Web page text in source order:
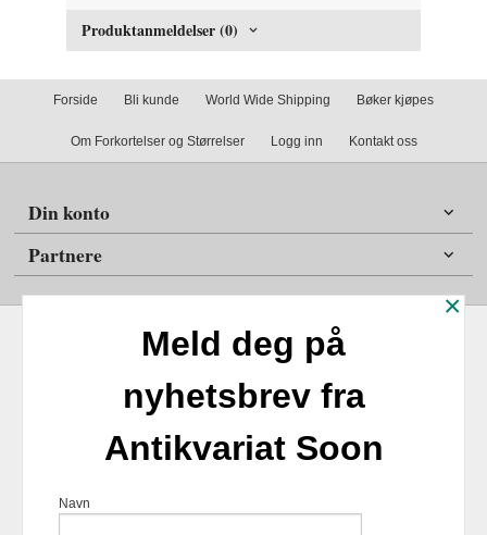
Produktanmeldelser (0)
Forside Bli kunde World Wide Shipping Bøker kjøpes
Om Forkortelser og Størrelser Logg inn Kontakt oss
Din konto
Partnere
Kjøpsbetingelser Sikkerhet og personvern
Nyhetsbrev
98254859- Foretaksregisteret 924817518
×
Meld deg på
nyhetsbrev fra
Antikvariat Soon
Navn